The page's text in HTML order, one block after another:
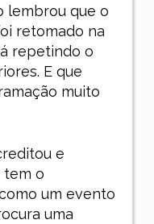
lembrou que o
retomado na
repetindo o
E que
muito
e
tem o
um evento
uma